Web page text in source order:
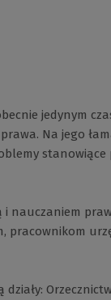
jedynym
Na jego
nauczaniem
pracownikom